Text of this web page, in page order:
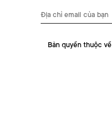
Bản quyền thuộc về